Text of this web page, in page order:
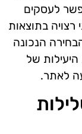
לעסקים
בתוצאות
הנכונה
של
לאתר.